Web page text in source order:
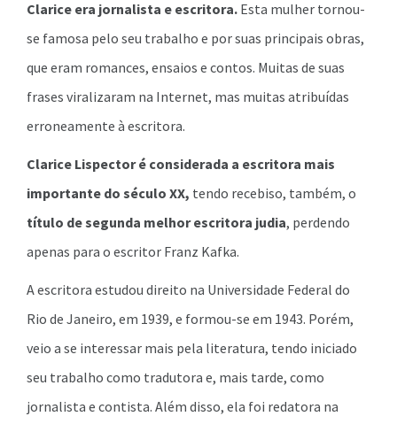
Clarice era jornalista e escritora. Esta mulher tornou-
se famosa pelo seu trabalho e por suas principais obras,
que eram romances, ensaios e contos. Muitas de suas
frases viralizaram na Internet, mas muitas atribuídas
erroneamente à escritora.
Clarice Lispector é considerada a escritora mais
importante do século XX, tendo recebiso, também, o
título de segunda melhor escritora judia, perdendo
apenas para o escritor Franz Kafka.
A escritora estudou direito na Universidade Federal do
Rio de Janeiro, em 1939, e formou-se em 1943. Porém,
veio a se interessar mais pela literatura, tendo iniciado
seu trabalho como tradutora e, mais tarde, como
jornalista e contista. Além disso, ela foi redatora na